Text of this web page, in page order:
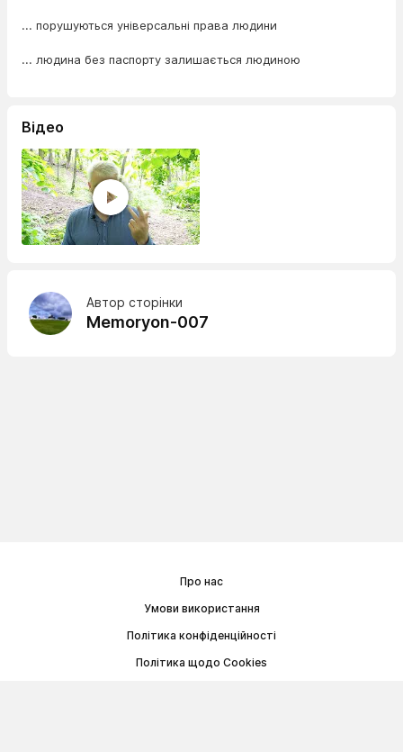
... порушуються універсальні права людини
... людина без паспорту залишається людиною
Відео
Автор сторінки
Memoryon-007
Про нас
Умови використання
Політика конфіденційності
Політика щодо Cookies